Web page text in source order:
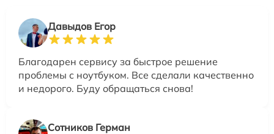
Давыдов Егор
Благодарен сервису за быстрое решение
проблемы с ноутбуком. Все сделали качественно
и недорого. Буду обращаться снова!
Сотников Герман